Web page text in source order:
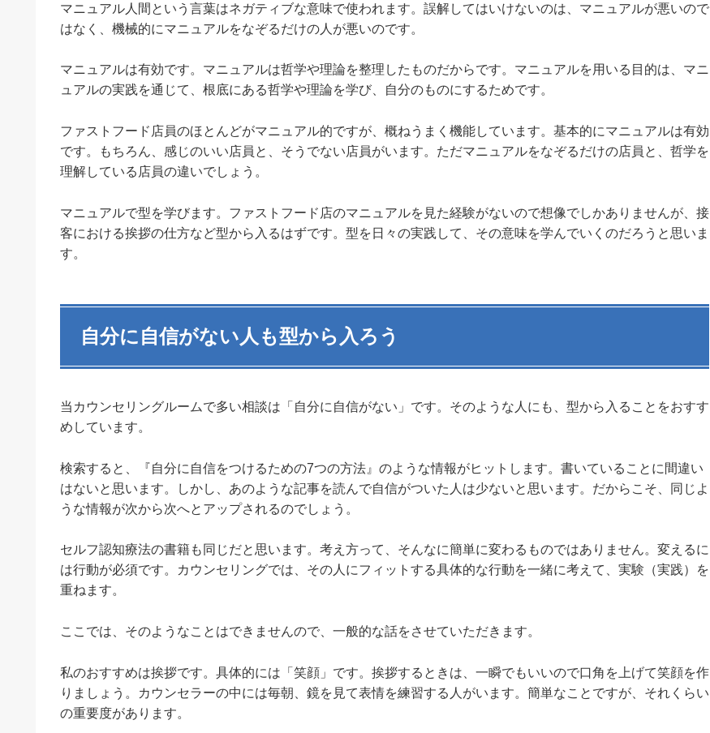
マニュアル人間という言葉はネガティブな意味で使われます。誤解してはいけないのは、マニュアルが悪いので
はなく、機械的にマニュアルをなぞるだけの人が悪いのです。
マニュアルは有効です。マニュアルは哲学や理論を整理したものだからです。マニュアルを用いる目的は、マニ
ュアルの実践を通じて、根底にある哲学や理論を学び、自分のものにするためです。
ファストフード店員のほとんどがマニュアル的ですが、概ねうまく機能しています。基本的にマニュアルは有効
です。もちろん、感じのいい店員と、そうでない店員がいます。ただマニュアルをなぞるだけの店員と、哲学を
理解している店員の違いでしょう。
マニュアルで型を学びます。ファストフード店のマニュアルを見た経験がないので想像でしかありませんが、接
客における挨拶の仕方など型から入るはずです。型を日々の実践して、その意味を学んでいくのだろうと思いま
す。
自分に自信がない人も型から入ろう
当カウンセリングルームで多い相談は「自分に自信がない」です。そのような人にも、型から入ることをおすす
めしています。
検索すると、『自分に自信をつけるための7つの方法』のような情報がヒットします。書いていることに間違い
はないと思います。しかし、あのような記事を読んで自信がついた人は少ないと思います。だからこそ、同じよ
うな情報が次から次へとアップされるのでしょう。
セルフ認知療法の書籍も同じだと思います。考え方って、そんなに簡単に変わるものではありません。変えるに
は行動が必須です。カウンセリングでは、その人にフィットする具体的な行動を一緒に考えて、実験（実践）を
重ねます。
ここでは、そのようなことはできませんので、一般的な話をさせていただきます。
私のおすすめは挨拶です。具体的には「笑顔」です。挨拶するときは、一瞬でもいいので口角を上げて笑顔を作
りましょう。カウンセラーの中には毎朝、鏡を見て表情を練習する人がいます。簡単なことですが、それくらい
の重要度があります。